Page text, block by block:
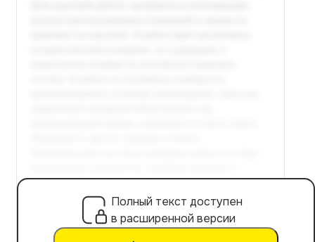
Полный текст доступен
в расширенной версии